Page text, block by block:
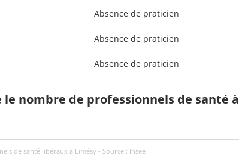
Absence de praticien
Absence de praticien
Absence de praticien
nombre de professionnels de santé à
de santé libéraux à Limésy - Source : Insee